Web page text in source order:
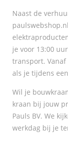
Naast de
je voor 13:00
transport.
als je tijdens
Wil je
kraan bij jouw
Pauls BV. We
werkdag bij je